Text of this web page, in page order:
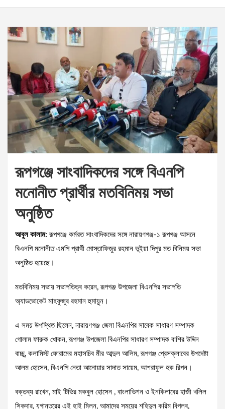
রূপগঞ্জে সাংবাদিকদের সঙ্গে বিএনপি
মনোনীত প্রার্থীর মতবিনিময় সভা
অনুষ্ঠিত
আবুল কালাম: রূপগঞ্জে কর্মরত সাংবাদিকদের সঙ্গে নারায়ণগঞ্জ-১ রূপগঞ্জ আসনে
বিএনপি মনোনীত এমপি প্রার্থী মোস্তাফিজুর রহমান ভূইয়া দিপুর মত বিনিময় সভা
অনুষ্ঠিত হয়েছে।
মতবিনিময় সভায় সভাপতিত্ব করেন, রূপগঞ্জ উপজেলা বিএনপির সভাপতি
অ্যাডভোকেট মাহফুজুর রহমান হুমায়ুন।
এ সময় উপস্থিত ছিলেন, নারায়ণগঞ্জ জেলা বিএনপির সাবেক সাধারণ সম্পাদক
গোলাম ফারুক খোকন, রূপগঞ্জ উপজেলা বিএনপির সাধারণ সম্পাদক বাশির উদ্দিন
বাচ্চু, কলামিস্ট ফোরামের মহাসচিব মীর আব্দুল আলিম, রূপগঞ্জ প্রেসক্লাবের উপদেষ্টা
আলম হোসেন, বিএনপি নেতা আনোয়ার সাদাত সায়েম, আশরাফুল হক রিপন।
বক্তব্য রাখেন, মাই টিভির মকবুল হোসেন , বাংলাভিশন ও ইনকিলাবের হাজী খলিল
সিকদার, যুগান্তরের এই হাই মিলন, আমাদের সময়ের শহিদুল করিম বিপ্লব,